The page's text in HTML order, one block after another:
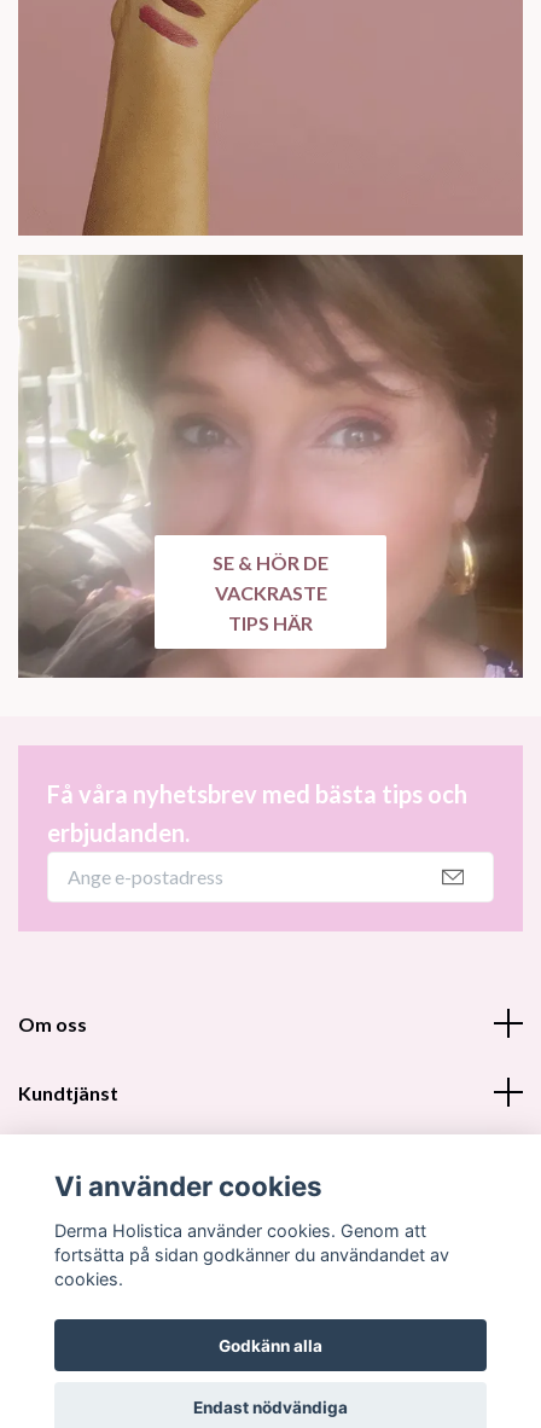
SE & HÖR DE
VACKRASTE
TIPS HÄR
Få våra nyhetsbrev med bästa tips och
erbjudanden.
Om oss
Kundtjänst
Sociala medier
© 2026 Derma Holistica DH Beautyshop
Vi använder cookies
Derma Holistica använder cookies. Genom att
fortsätta på sidan godkänner du användandet av
cookies.
Godkänn alla
Endast nödvändiga